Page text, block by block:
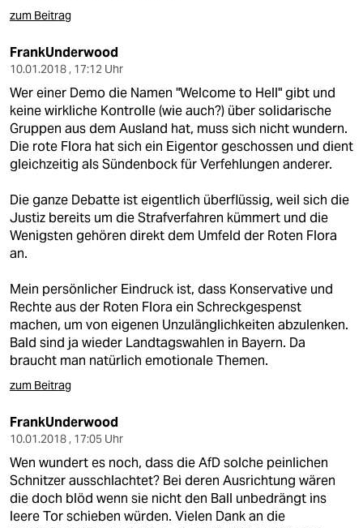
zum Beitrag
FrankUnderwood
10.01.2018 , 17:12 Uhr
Wer einer Demo die Namen "Welcome to Hell" gibt und
keine wirkliche Kontrolle (wie auch?) über solidarische
Gruppen aus dem Ausland hat, muss sich nicht wundern.
Die rote Flora hat sich ein Eigentor geschossen und dient
gleichzeitig als Sündenbock für Verfehlungen anderer.
Die ganze Debatte ist eigentlich überflüssig, weil sich die
Justiz bereits um die Strafverfahren kümmert und die
Wenigsten gehören direkt dem Umfeld der Roten Flora
an.
Mein persönlicher Eindruck ist, dass Konservative und
Rechte aus der Roten Flora ein Schreckgespenst
machen, um von eigenen Unzulänglichkeiten abzulenken.
Bald sind ja wieder Landtagswahlen in Bayern. Da
braucht man natürlich emotionale Themen.
zum Beitrag
FrankUnderwood
10.01.2018 , 17:05 Uhr
Wen wundert es noch, dass die AfD solche peinlichen
Schnitzer ausschlachtet? Bei deren Ausrichtung wären
die doch blöd wenn sie nicht den Ball unbedrängt ins
leere Tor schieben würden. Vielen Dank an die